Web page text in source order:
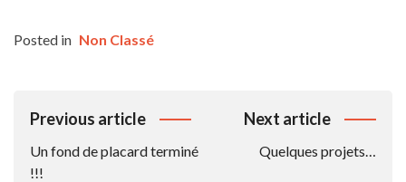
Posted in Non Classé
Navigation
L’article
Previous article
Un fond de placard terminé
!!!
Next article
Quelques projets…